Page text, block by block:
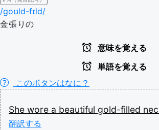
/ɡoʊld-fɪld/
金張りの
意味を覚える
単語を覚える
このボタンはなに？
She wore a beautiful gold-filled
翻訳する